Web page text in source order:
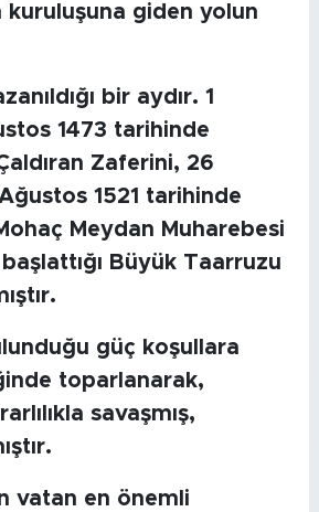
kuruluşuna giden yolun
bir aydır. 1
1473 tarihinde
Zaferini, 26
1521 tarihinde
Meydan Muharebesi
Büyük Taarruzu
güç koşullara
toparlanarak,
savaşmış,
vatan en önemli